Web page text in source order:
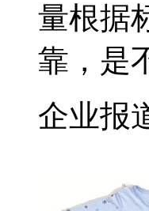
量根据
靠，是
企业报